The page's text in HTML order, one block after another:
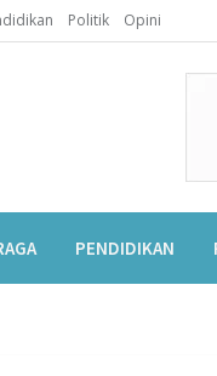
Politik Opini
PENDIDIKAN